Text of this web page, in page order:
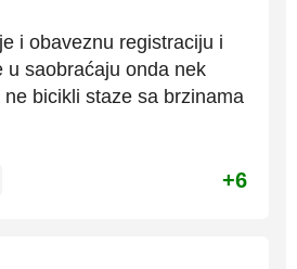
i obaveznu registraciju i
u saobraćaju onda nek
bicikli staze sa brzinama
+6